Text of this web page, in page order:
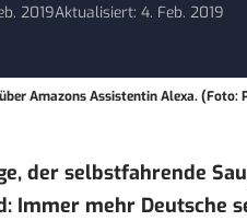
2019Aktualisiert: 4. Feb. 2019
Amazons Assistentin Alexa. (Foto:
der selbstfahrende
Immer mehr Deutsche